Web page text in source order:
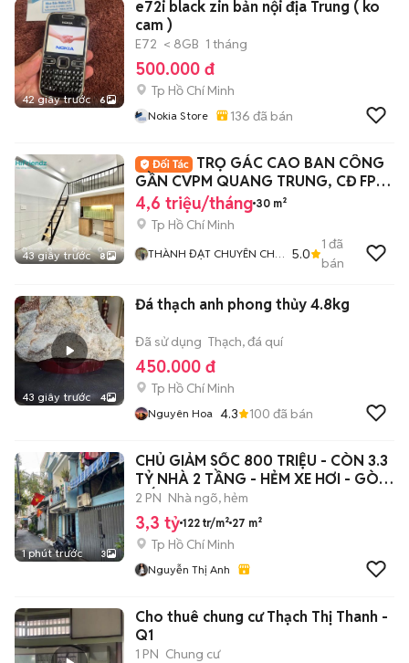
42 giây trước 6
e72i black zin bản nội địa Trung ( ko
cam )
E72 < 8GB 1 tháng
500.000 đ
Tp Hồ Chí Minh
Nokia Store 136 đã bán
43 giây trước 8
TRỌ GÁC CAO BAN CÔNG
GẦN CVPM QUANG TRUNG, CĐ FPT,
ĐH HUFLIT, HOA SEN
4,6 triệu/tháng 30 m²
Tp Hồ Chí Minh
THÀNH ĐẠT CHUYÊN CHO
5.0
1 đã
bán
43 giây trước 4
Đá thạch anh phong thủy 4.8kg
Đã sử dụng Thạch, đá quí
450.000 đ
Tp Hồ Chí Minh
Nguyên Hoa 4.3 100 đã bán
1 phút trước 3
CHỦ GIẢM SỐC 800 TRIỆU - CÒN 3.3
TỶ NHÀ 2 TẦNG - HẺM XE HƠI - GÒ
VẤP
2 PN Nhà ngõ, hẻm
3,3 tỷ 122 tr/m² 27 m²
Tp Hồ Chí Minh
Nguyễn Thị Anh
Cho thuê chung cư Thạch Thị Thanh -
Q1
1 PN Chung cư